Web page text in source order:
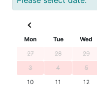
Mon
Tue Wed
27
28 29
3
4 5
10
11 12